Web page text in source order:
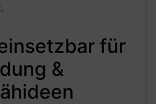
für
&